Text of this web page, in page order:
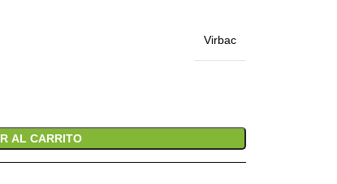
Virbac
AL CARRITO